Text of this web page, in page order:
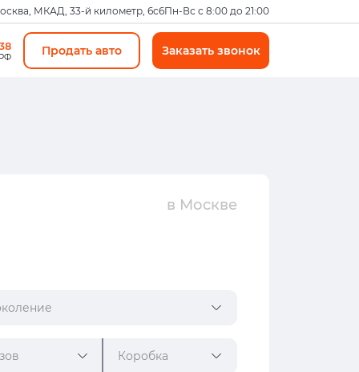
МКАД, 33-й километр, 6с6Пн-Вс с 8:00 до 21:00
Продать авто Заказать звонок
в Москве
Коробка